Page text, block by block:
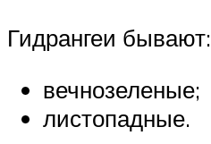
Гидрангеи бывают:
вечнозеленые;
листопадные.